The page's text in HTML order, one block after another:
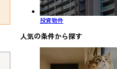
投資物件
人気の条件から探す